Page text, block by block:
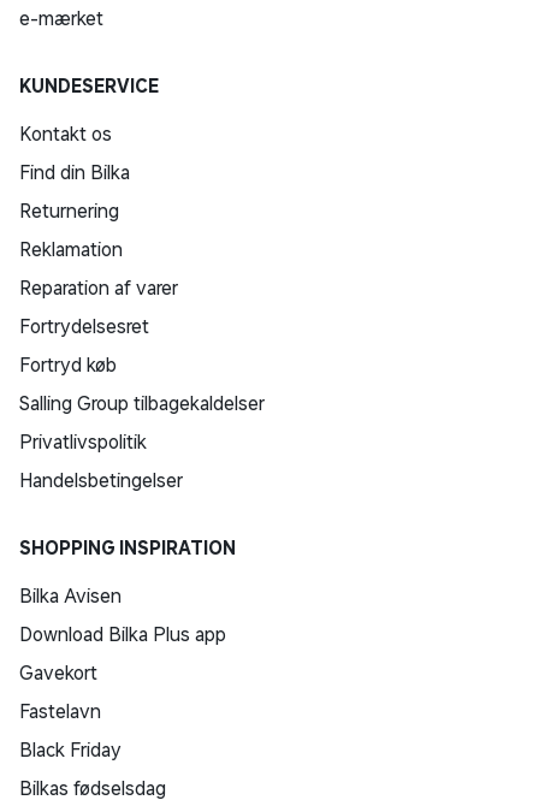
e-mærket
KUNDESERVICE
Kontakt os
Find din Bilka
Returnering
Reklamation
Reparation af varer
Fortrydelsesret
Fortryd køb
Salling Group tilbagekaldelser
Privatlivspolitik
Handelsbetingelser
SHOPPING INSPIRATION
Bilka Avisen
Download Bilka Plus app
Gavekort
Fastelavn
Black Friday
Bilkas fødselsdag